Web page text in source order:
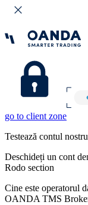
go to client zone
Testează contul
Deschideți un cont
Rodo section
Cine este operatorul
OANDA TMS